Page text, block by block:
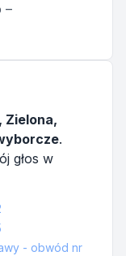
–
Zielona,
.
głos w
- obwód nr